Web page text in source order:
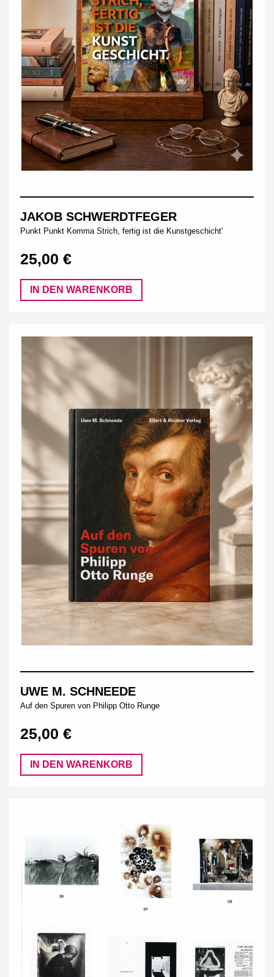
JAKOB SCHWERDTFEGER
Punkt Punkt Komma Strich, fertig ist die Kunstgeschicht'
25,00 €
IN DEN WARENKORB
UWE M. SCHNEEDE
Auf den Spuren von Philipp Otto Runge
25,00 €
IN DEN WARENKORB